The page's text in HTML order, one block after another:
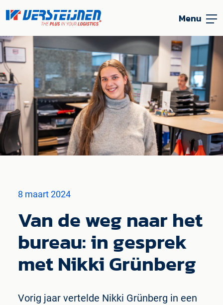
Menu
8 maart 2024
Van de weg naar het
bureau: in gesprek
met Nikki Grünberg
Vorig jaar vertelde Nikki Grünberg in een